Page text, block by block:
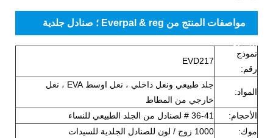
مواصفات المنتج من Everpal & reg ؛ صنادل جلدية
للنساء
نموذج
رقم:
EVD217
المواد:
جلد طبيعي ونعل داخلي ، نعل اوسط EVA ، نعل
خارجي من المطاط
الأحجام:
36-41 # لصنادل من الجلد الطبيعي للنساء
موك:
1000 زوج / لون للصنادل الجلدية للسيدات